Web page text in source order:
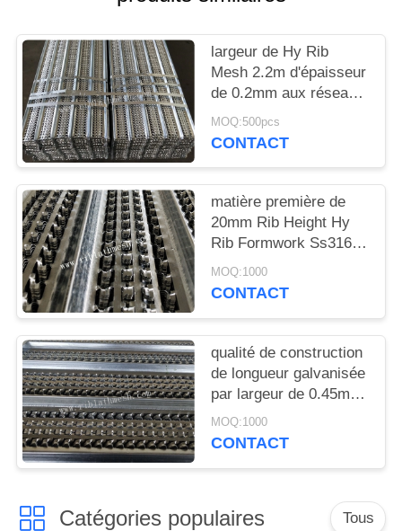
DU
SITE
PRIVACY
POLICY
largeur de Hy Rib
Mesh 2.2m d'épaisseur
de 0.2mm aux réseaux
d'égouts
MOQ:500pcs
CONTACT
matière première de
20mm Rib Height Hy
Rib Formwork Ss316l
pour des ponts en
tunnels
MOQ:1000
CONTACT
qualité de construction
de longueur galvanisée
par largeur de 0.45m
Hy Rib Mesh 2.4m
excellente
MOQ:1000
CONTACT
Catégories populaires Tous